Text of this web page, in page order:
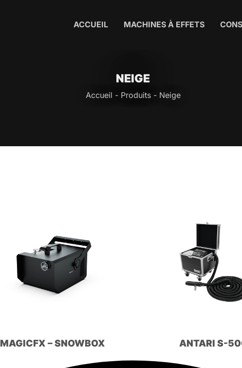
ACCUEIL MACHINES À EFFETS
NEIGE
Accueil - Produits- Neige
MAGICFX – SNOWBOX ANTARI S-